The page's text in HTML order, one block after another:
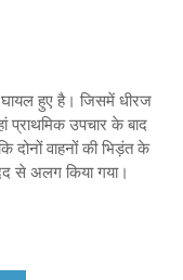
घायल हुए है। जिसमें धीरज
प्राथमिक उपचार के बाद
दोनों वाहनों की भिड़ंत के
से अलग किया गया।